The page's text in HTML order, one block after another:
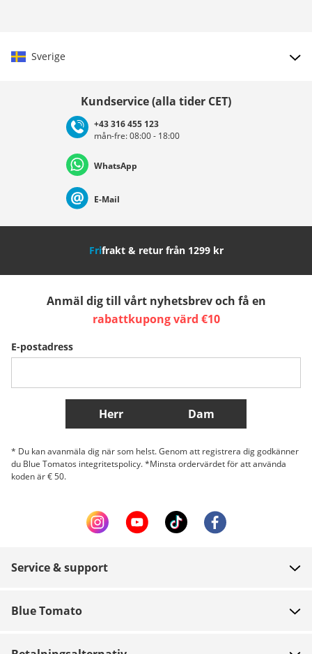
Sverige
Deutschland Österreich
Nederland Italia (Italiano) Italien (Deutsch)
België (Nederlands)
Belgique (Français) Danmark Norge
Fler länder
Kundservice (alla tider CET)
+43 316 455 123
mån-fre: 08:00 - 18:00
WhatsApp
E-Mail
Frifrakt & retur från 1299 kr
Anmäl dig till vårt nyhetsbrev och få en
rabattkupong värd €10
E-postadress
Herr Dam
* Du kan avanmäla dig när som helst. Genom att registrera dig godkänner
du Blue Tomatos integritetspolicy. *Minsta ordervärdet för att använda
koden är € 50.
Service & support
Betalning
Blue Tomato